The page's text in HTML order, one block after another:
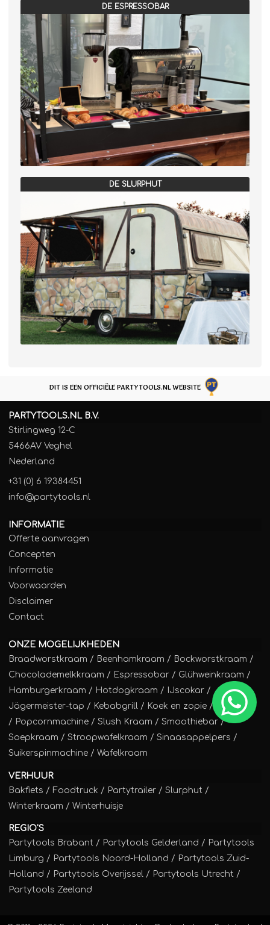
DE ESPRESSOBAR
DE SLURPHUT
DIT IS EEN OFFICIËLE PARTYTOOLS.NL WEBSITE
PARTYTOOLS.NL B.V.
Stirlingweg 12-C
5466AV Veghel
Nederland
+31 (0) 6 19384451
info@partytools.nl
INFORMATIE
Offerte aanvragen
Concepten
Informatie
Voorwaarden
Disclaimer
Contact
ONZE MOGELIJKHEDEN
Braadworstkraam / Beenhamkraam / Bockworstkraam /
Chocolademelkkraam / Espressobar / Glühweinkraam /
Hamburgerkraam / Hotdogkraam / IJscokar /
Jägermeister-tap / Kebabgrill / Koek en zopie /
Poffertjes
/ Popcornmachine / Slush Kraam / Smoothiebar /
Soepkraam / Stroopwafelkraam / Sinaasappelpers /
Suikerspinmachine / Wafelkraam
VERHUUR
Bakfiets / Foodtruck / Partytrailer / Slurphut /
Winterkraam / Winterhuisje
REGIO'S
Partytools Brabant / Partytools Gelderland / Partytools
Limburg / Partytools Noord-Holland / Partytools Zuid-
Holland / Partytools Overijssel / Partytools Utrecht /
Partytools Zeeland